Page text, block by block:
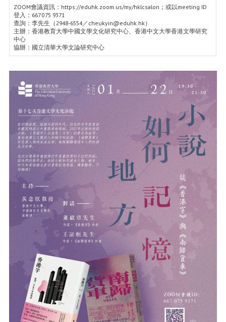
ZOOM會議資訊：https://eduhk.zoom.us/my/hklcsalon；或以meeting ID
登入：667 075 9371
查詢：李先生（2948-6554／cheukyin@eduhk.hk）
主辦：香港教育大學中國文學文化研究中心、香港中文大學香港文學研究
中心
協辦：國立清華大學文論研究中心